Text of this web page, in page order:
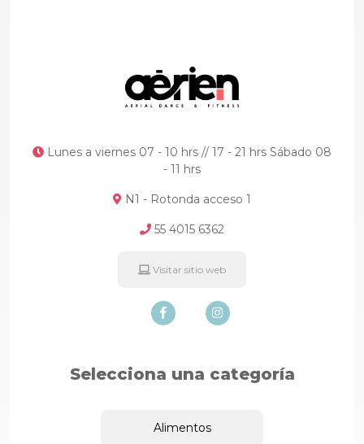
Lunes a viernes 07 - 10 hrs // 17 - 21 hrs Sábado 08
- 11 hrs
N1 - Rotonda acceso 1
55 4015 6362
Visitar sitio web
Selecciona una categoría
Alimentos